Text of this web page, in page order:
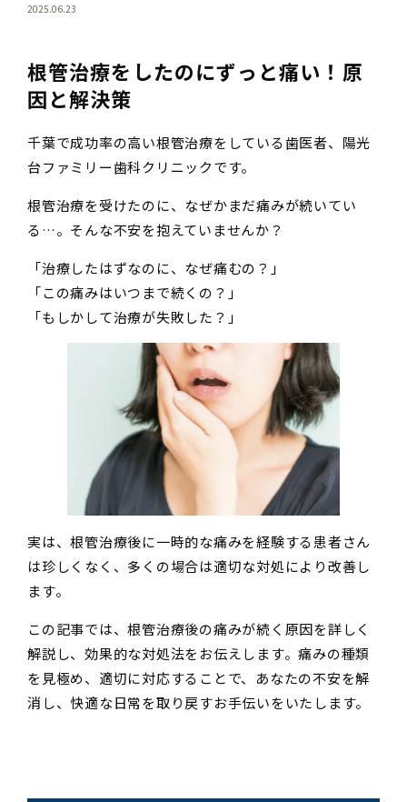
2025.06.23
根管治療をしたのにずっと痛い！原
因と解決策
千葉で成功率の高い根管治療をしている歯医者、陽光
台ファミリー歯科クリニックです。
根管治療を受けたのに、なぜかまだ痛みが続いてい
る…。そんな不安を抱えていませんか？
「治療したはずなのに、なぜ痛むの？」
「この痛みはいつまで続くの？」
「もしかして治療が失敗した？」
実は、根管治療後に一時的な痛みを経験する患者さん
は珍しくなく、多くの場合は適切な対処により改善し
ます。
この記事では、根管治療後の痛みが続く原因を詳しく
解説し、効果的な対処法をお伝えします。痛みの種類
を見極め、適切に対応することで、あなたの不安を解
消し、快適な日常を取り戻すお手伝いをいたします。